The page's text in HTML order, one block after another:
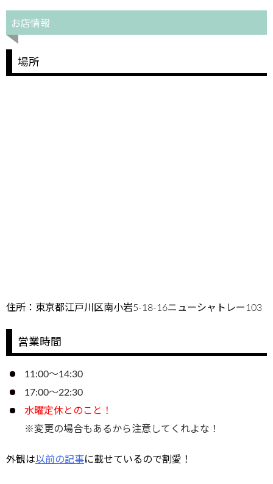
お店情報
場所
住所：東京都江戸川区南小岩5-18-16ニューシャトレー103
営業時間
11:00～14:30
17:00～22:30
水曜定休とのこと！
※変更の場合もあるから注意してくれよな！
外観は以前の記事に載せているので割愛！